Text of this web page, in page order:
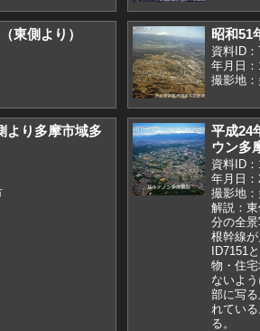
東側より） 昭和51
資料ID
年月日
撮影地
り多摩市域多
平成24
ウン多
資料ID
年月日
撮影地
解説：
分の全
根幹線
ID7151
物・住
ないよ
部に写
れてい
る。